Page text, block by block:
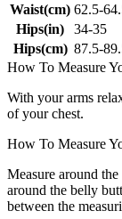
Waist(cm) 62.5-
Hips(in)
34-35
Hips(cm) 87.5-
How To Measure
With your arms
of your chest.
How To Measure
Measure around
around the belly
between the